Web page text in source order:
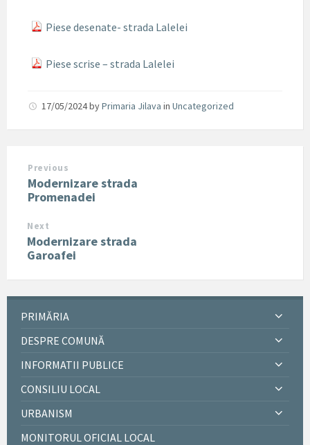
Piese desenate- strada Lalelei
Piese scrise – strada Lalelei
17/05/2024byPrimaria Jilava in Uncategorized
Previous
Modernizare strada
Promenadei
Next
Modernizare strada
Garoafei
PRIMĂRIA
DESPRE COMUNĂ
INFORMATII PUBLICE
CONSILIU LOCAL
URBANISM
MONITORUL OFICIAL LOCAL